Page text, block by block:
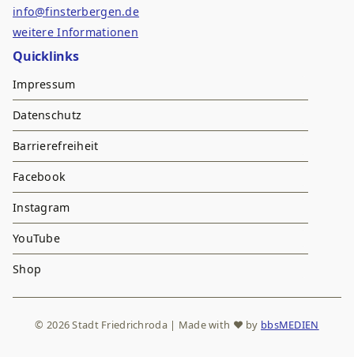
info@finsterbergen.de
weitere Informationen
Quicklinks
Impressum
Datenschutz
Barrierefreiheit
Facebook
Instagram
YouTube
Shop
© 2026 Stadt Friedrichroda | Made with ♥ by bbsMEDIEN